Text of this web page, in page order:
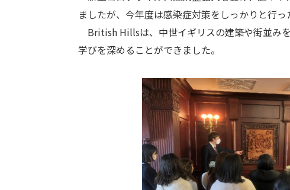
ましたが、今年度は感染症対策をしっかりと行
British Hillsは、中世イギリスの建築や街並み
学びを深めることができました。